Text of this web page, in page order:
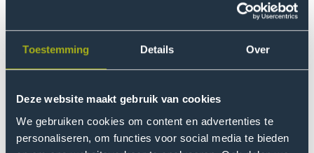
Toestemming Details Over
Deze website maakt gebruik van cookies
We gebruiken cookies om content en advertenties te
personaliseren, om functies voor social media te bieden
Deze ouders moeten voortdurend verschillende ballen
in de lucht houden en zoeken continue naar evenwicht
in hun overlevingsmodus. Dat heeft grote impact op
het gezinsleven. Naast fysieke en mentale
overbelasting ervaren ouders vaak ook onzekerheid,
rouw en (levend) verlies. Het organiseren van passende
zorg, ondersteuning en hulpmiddelen kost bovendien
veel tijd en energie.